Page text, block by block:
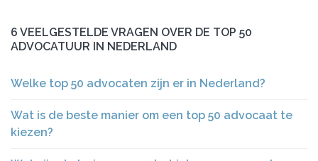
6 VEELGESTELDE VRAGEN OVER DE TOP 50
ADVOCATUUR IN NEDERLAND
Welke top 50 advocaten zijn er in Nederland?
Wat is de beste manier om een top 50 advocaat te
kiezen?